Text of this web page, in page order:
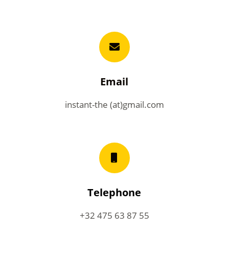
Email
instant-the (at)gmail.com
Telephone
+32 475 63 87 55